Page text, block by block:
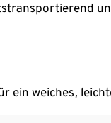
ein weiches,